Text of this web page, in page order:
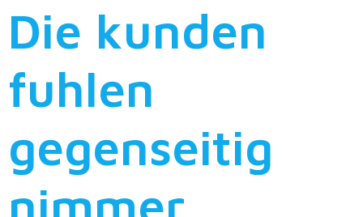
Die kunden
fuhlen
gegenseitig
nimmer